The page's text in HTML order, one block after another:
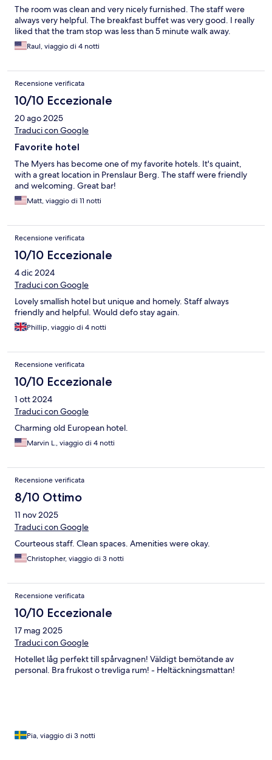
The room was clean and very nicely furnished. The staff were
always very helpful. The breakfast buffet was very good. I really
liked that the tram stop was less than 5 minute walk away.
Raul, viaggio di 4 notti
Recensione verificata
10/10 Eccezionale
20 ago 2025
Traduci con Google
Favorite hotel
The Myers has become one of my favorite hotels. It's quaint,
with a great location in Prenslaur Berg. The staff were friendly
and welcoming. Great bar!
Matt, viaggio di 11 notti
Recensione verificata
10/10 Eccezionale
4 dic 2024
Traduci con Google
Lovely smallish hotel but unique and homely. Staff always
friendly and helpful. Would defo stay again.
Phillip, viaggio di 4 notti
Recensione verificata
10/10 Eccezionale
1 ott 2024
Traduci con Google
Charming old European hotel.
Marvin L., viaggio di 4 notti
Recensione verificata
8/10 Ottimo
11 nov 2025
Traduci con Google
Courteous staff. Clean spaces. Amenities were okay.
Christopher, viaggio di 3 notti
Recensione verificata
10/10 Eccezionale
17 mag 2025
Traduci con Google
Hotellet låg perfekt till spårvagnen! Väldigt bemötande av
personal. Bra frukost o trevliga rum! - Heltäckningsmattan!
Pia, viaggio di 3 notti